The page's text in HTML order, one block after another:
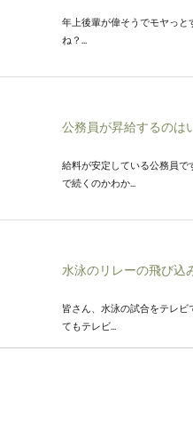
年上後輩が偉そうでモヤっと
ね？...
公務員が昇給するのは
給料が安定している公務員で
で続くのかわか...
水泳のリレーの飛び込
皆さん、水泳の試合をテレ
てもテレビ...